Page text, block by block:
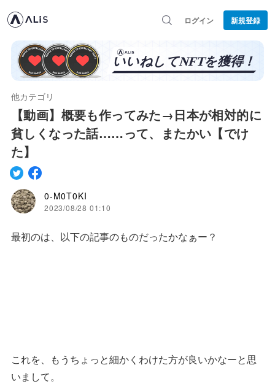
ログイン 新規登録
他カテゴリ
【動画】概要も作ってみた→日本が相対的に
貧しくなった話……って、またかい【でけ
た】
0-M0T0KI
2023/08/28 01:10
最初のは、以下の記事のものだったかなぁー？
これを、もうちょっと細かくわけた方が良いかなーと思
いまして。